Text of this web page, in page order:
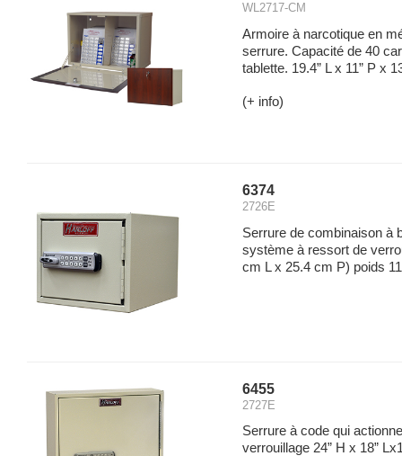
WL2717-CM
Armoire à narcotique en
serrure. Capacité de 40
tablette. 19.4” L x 11” P x
(+ info)
6374
2726E
Serrure de combinaison à
système à ressort de
cm L x 25.4 cm P) poids
6455
2727E
Serrure à code qui
verrouillage 24” H x 18”